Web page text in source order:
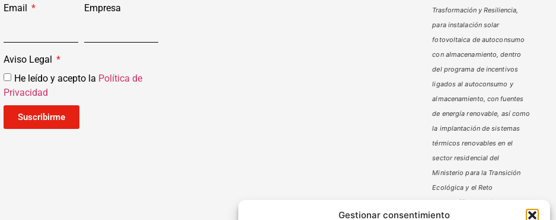
Gestionar consentimiento
Email Empresa
Aviso Legal
He leído y acepto la Política de
Privacidad
Suscribirme
Trasformación y Resiliencia,
para instalación solar
fotovoltaica de autoconsumo
con almacenamiento, dentro
del programa de incentivos
ligados al autoconsumo y
almacenamiento, con fuentes
de energía renovable, así como
la implantación de sistemas
térmicos renovables en el
sector residencial del
Ministerio para la Transición
Ecológica y el Reto
Demográfico,
gestionado por
la Junta de Andalucía, a través